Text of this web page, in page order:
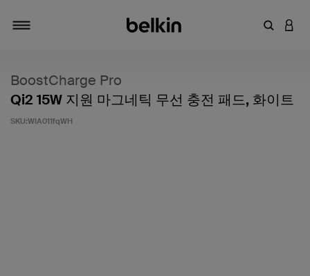
키워드
BoostCharge Pro
Qi2 15W 지원 마그네틱 무선 충전 패드, 화이트
SKU:WIA011fqWH